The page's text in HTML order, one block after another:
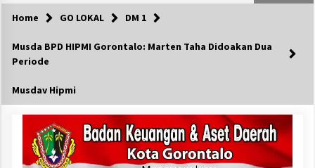
Home GO LOKAL DM 1
Musda BPD HIPMI Gorontalo: Marten Taha Didoakan Dua
Periode
Musdav Hipmi